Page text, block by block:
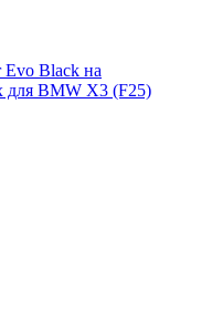
Black на
для BMW X3 (F25)